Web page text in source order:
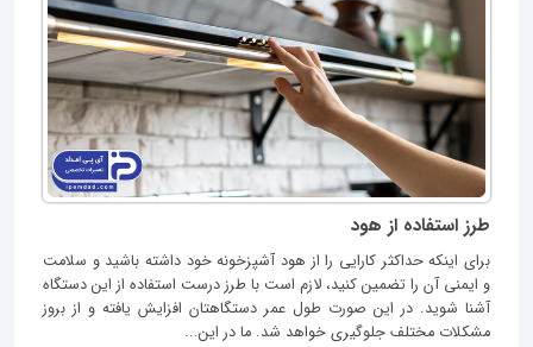
طرز استفاده از هود
برای اینکه حداکثر کارایی را از هود آشپزخونه خود داشته باشید و سلامت
و ایمنی آن را تضمین کنید، لازم است با طرز درست استفاده از این دستگاه
آشنا شوید. در این صورت طول عمر دستگاهتان افزایش یافته و از بروز
مشکلات مختلف جلوگیری خواهد شد. ما در این...